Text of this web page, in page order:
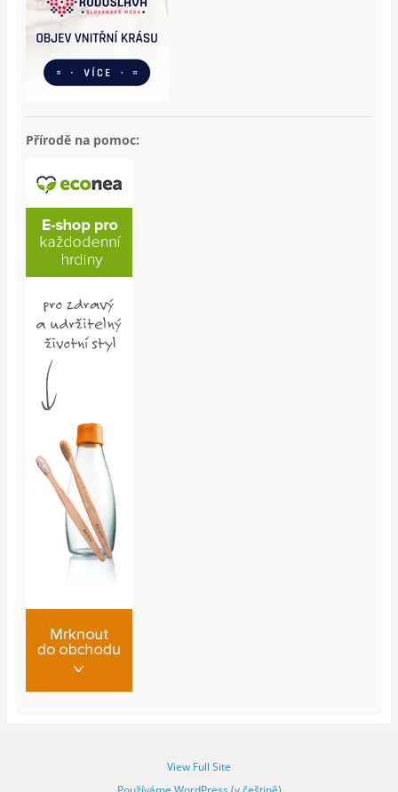
Přírodě na pomoc:
View Full Site